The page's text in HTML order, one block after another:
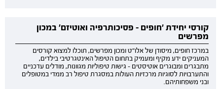
קורסי יחידת 'חופים - פסיכותרפיה ואוטיזם' במכון
מפרשים
במרכז חופים, מיסודן של אלו"ט ומכון מפרשים, תוכלו למצוא קורסים
המעניקים ידע מקיף ומעמיק בתחום הטיפול האינטגרטיבי בילדים,
מתבגרים ומבוגרים אוטיסטים - גישות טיפוליות מגוונות, מודלים עדכניים
והתערבויות לסוגיות מרכזיות העולות במסגרת טיפול רב ממדי במטופלים
ובני משפחותיהם.